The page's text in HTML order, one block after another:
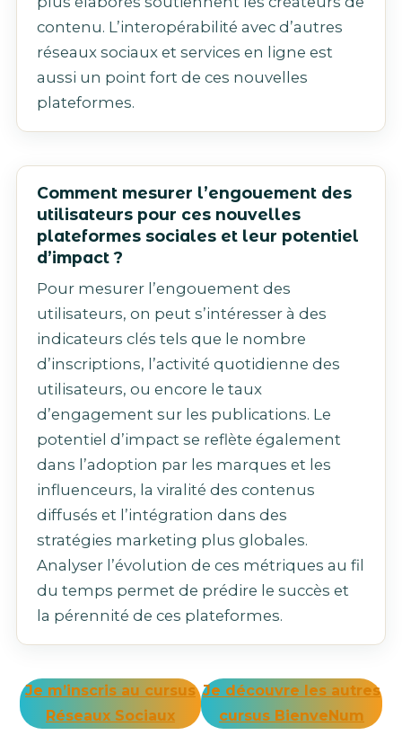
contenu. L’interopérabilité avec d’autres
réseaux sociaux et services en ligne est
aussi un point fort de ces nouvelles
plateformes.
Comment mesurer l’engouement des
utilisateurs pour ces nouvelles
plateformes sociales et leur potentiel
d’impact ?
Pour mesurer l’engouement des
utilisateurs, on peut s’intéresser à des
indicateurs clés tels que le nombre
d’inscriptions, l’activité quotidienne des
utilisateurs, ou encore le taux
d’engagement sur les publications. Le
potentiel d’impact se reflète également
dans l’adoption par les marques et les
influenceurs, la viralité des contenus
diffusés et l’intégration dans des
stratégies marketing plus globales.
Analyser l’évolution de ces métriques au fil
du temps permet de prédire le succès et
la pérennité de ces plateformes.
Je m’inscris au cursus
Réseaux Sociaux
Je découvre les autres
cursus BienveNum